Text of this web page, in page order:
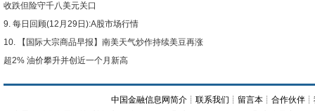
收跌但险守千八美元关口
每日回顾(12月29日):A股市场行情
【国际大宗商品早报】南美天气炒作持续美豆再涨
超2% 油价攀升并创近一个月新高
中国金融信息网简介 ┊联系我们 ┊ 留言本 ┊合作伙伴 ┊